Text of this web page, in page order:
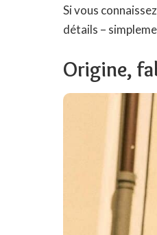
Si vous
détails –
Origine,